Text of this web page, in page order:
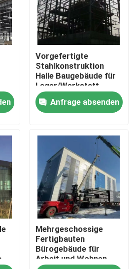
Vorgefertigte
Stahlkonstruktion
Halle Baugebäude für
Lager/Werkstatt
Anfrage absenden
Mehrgeschossige
Fertigbauten
Bürogebäude für
Arbeit und Wohnen